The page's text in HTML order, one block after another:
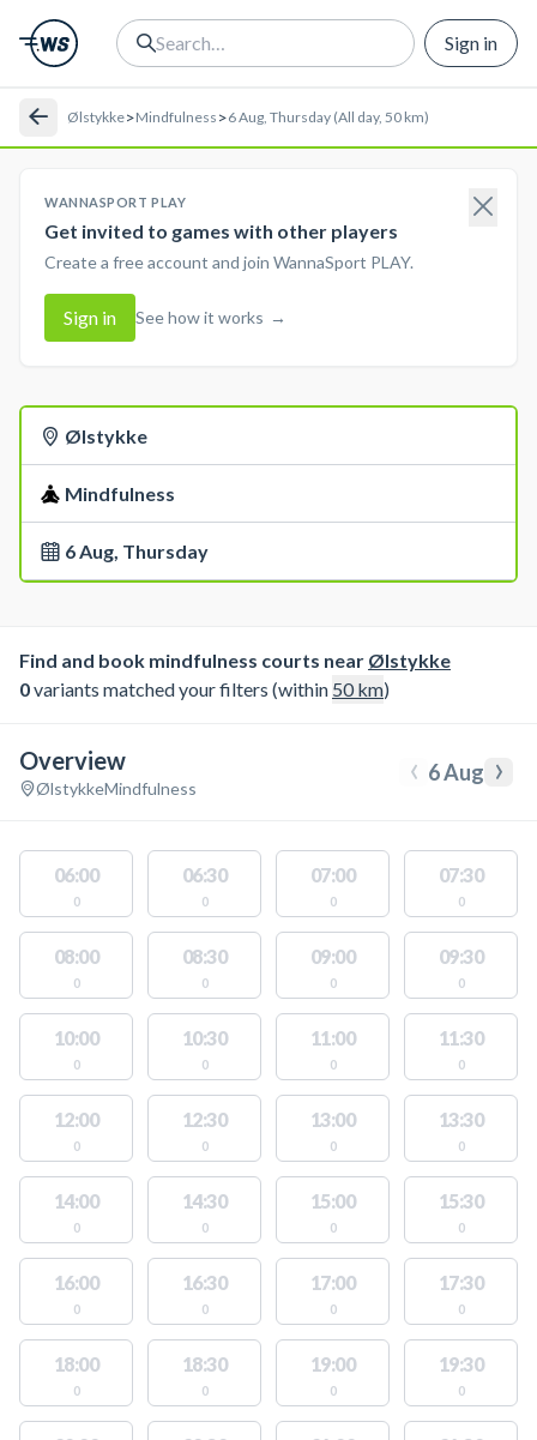
Sign in
Ølstykke>Mindfulness >6 Aug, Thursday (All day, 50 km)
WANNASPORT PLAY
Get invited to games with other players
Create a free account and join WannaSport PLAY.
Sign in See how it works →
Ølstykke
Mindfulness
6 Aug, Thursday
Find and book mindfulness courts near Ølstykke
0variants matched your filters (within 50km)
Overview
ØlstykkeMindfulness ‹ 6 Aug ›
06:00
0
06:30
0
07:00
0
07:30
0
08:00
0
08:30
0
09:00
0
09:30
0
10:00
0
10:30
0
11:00
0
11:30
0
12:00
0
12:30
0
13:00
0
13:30
0
14:00
0
14:30
0
15:00
0
15:30
0
16:00
0
16:30
0
17:00
0
17:30
0
18:00
0
18:30
0
19:00
0
19:30
0